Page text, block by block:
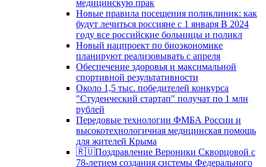
медицинскую прак
Новые правила посещения поликлиник: как
будут лечиться россияне с 1 января В 2024
году все российские больницы и поликл
Новый нацпроект по биоэкономике
планируют реализовывать с апреля
Обеспечение здоровья и максимальной
спортивной результативности
Около 1,5 тыс. победителей конкурса
"Студенческий стартап" получат по 1 млн
рублей
Передовые технологии ФМБА России и
высокотехнологичная медицинская помощь
для жителей Крыма
🇷🇺Поздравление Вероники Скворцовой с
78-летием создания системы Федерального